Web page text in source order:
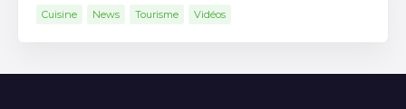
Cuisine News Tourisme Vidéos